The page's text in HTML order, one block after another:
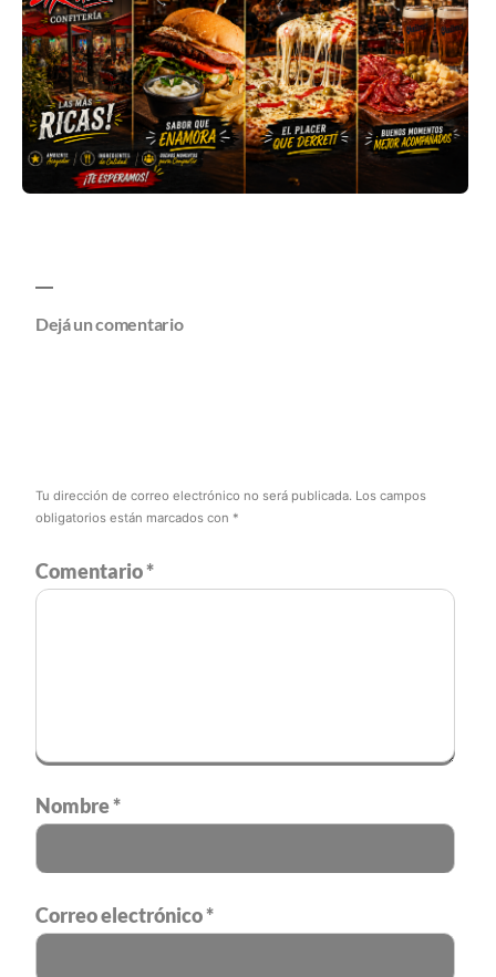
Dejá un comentario
Tu dirección de correo electrónico no será publicada. Los campos
obligatorios están marcados con *
Comentario*
Nombre*
Correo electrónico*